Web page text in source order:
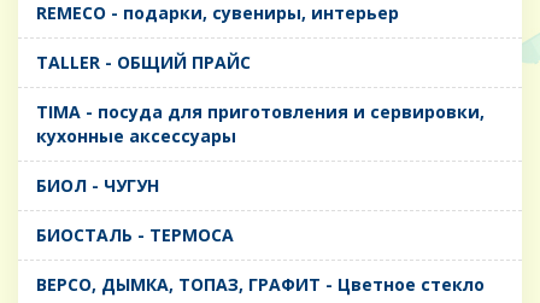
REMECO - подарки, сувениры, интерьер
TALLER - ОБЩИЙ ПРАЙС
TIMA - посуда для приготовления и сервировки,
кухонные аксессуары
БИОЛ - ЧУГУН
БИОСТАЛЬ - ТЕРМОСА
ВЕРСО, ДЫМКА, ТОПАЗ, ГРАФИТ - Цветное стекло